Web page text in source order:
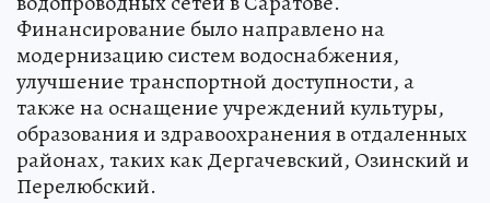
Финансирование было направлено на
модернизацию систем водоснабжения,
улучшение транспортной доступности, а
также на оснащение учреждений культуры,
образования и здравоохранения в отдаленных
районах, таких как Дергачевский, Озинский и
Перелюбский.